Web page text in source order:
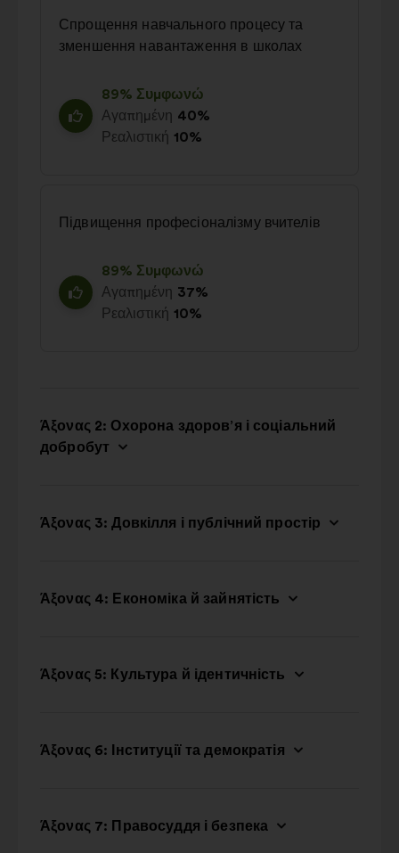
Спрощення навчального процесу та
зменшення навантаження в школах
89% Συμφωνώ
Αγαπημένη 40%
Ρεαλιστική 10%
Підвищення професіоналізму вчителів
89% Συμφωνώ
Αγαπημένη 37%
Ρεαλιστική 10%
Άξονας 2: Охорона здоров’я і соціальний
добробут
Άξονας 3: Довкілля і публічний простір
Άξονας 4: Економіка й зайнятість
Άξονας 5: Культура й ідентичність
Άξονας 6: Інституції та демократія
Άξονας 7: Правосуддя і безпека